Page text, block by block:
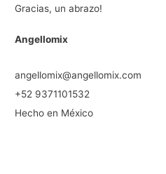
Gracias, un abrazo!
Angellomix
angellomix@angellomix.com
+52 9371101532
Hecho en México